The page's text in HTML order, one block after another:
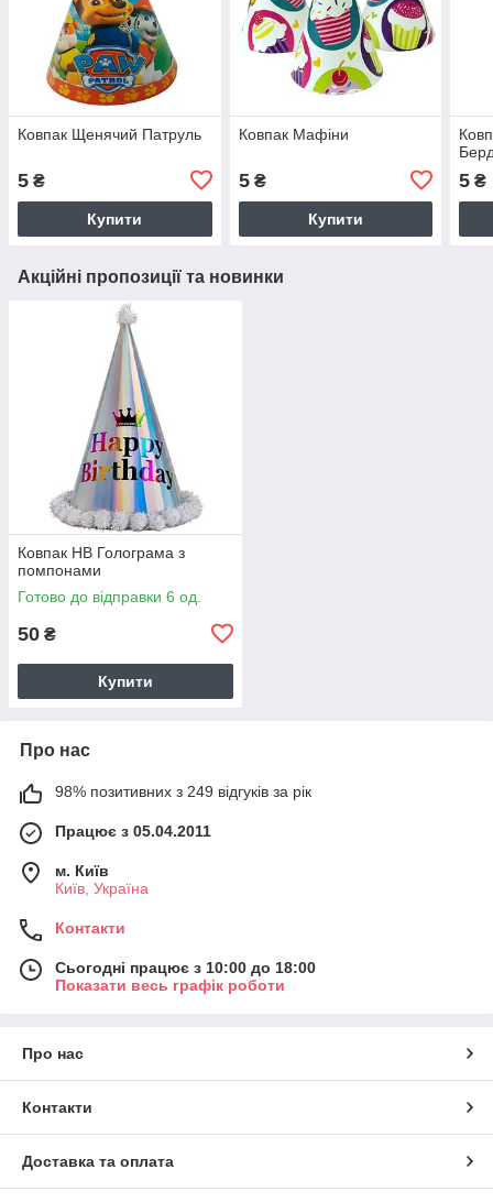
Ковпак Щенячий Патруль
5 ₴
Купити
Ковпак Мафіни
5₴
Купити
5 ₴
Акційні пропозиції та новинки
Ковпак HB Голограма з
помпонами
Готово до відправки 6 од.
50 ₴
Купити
Про нас
98% позитивних з 249 відгуків за рік
Працює з 05.04.2011
м. Київ
Київ, Україна
Контакти
Сьогодні працює з 10:00 до 18:00
Показати весь графік роботи
Про нас
Контакти
Доставка та оплата